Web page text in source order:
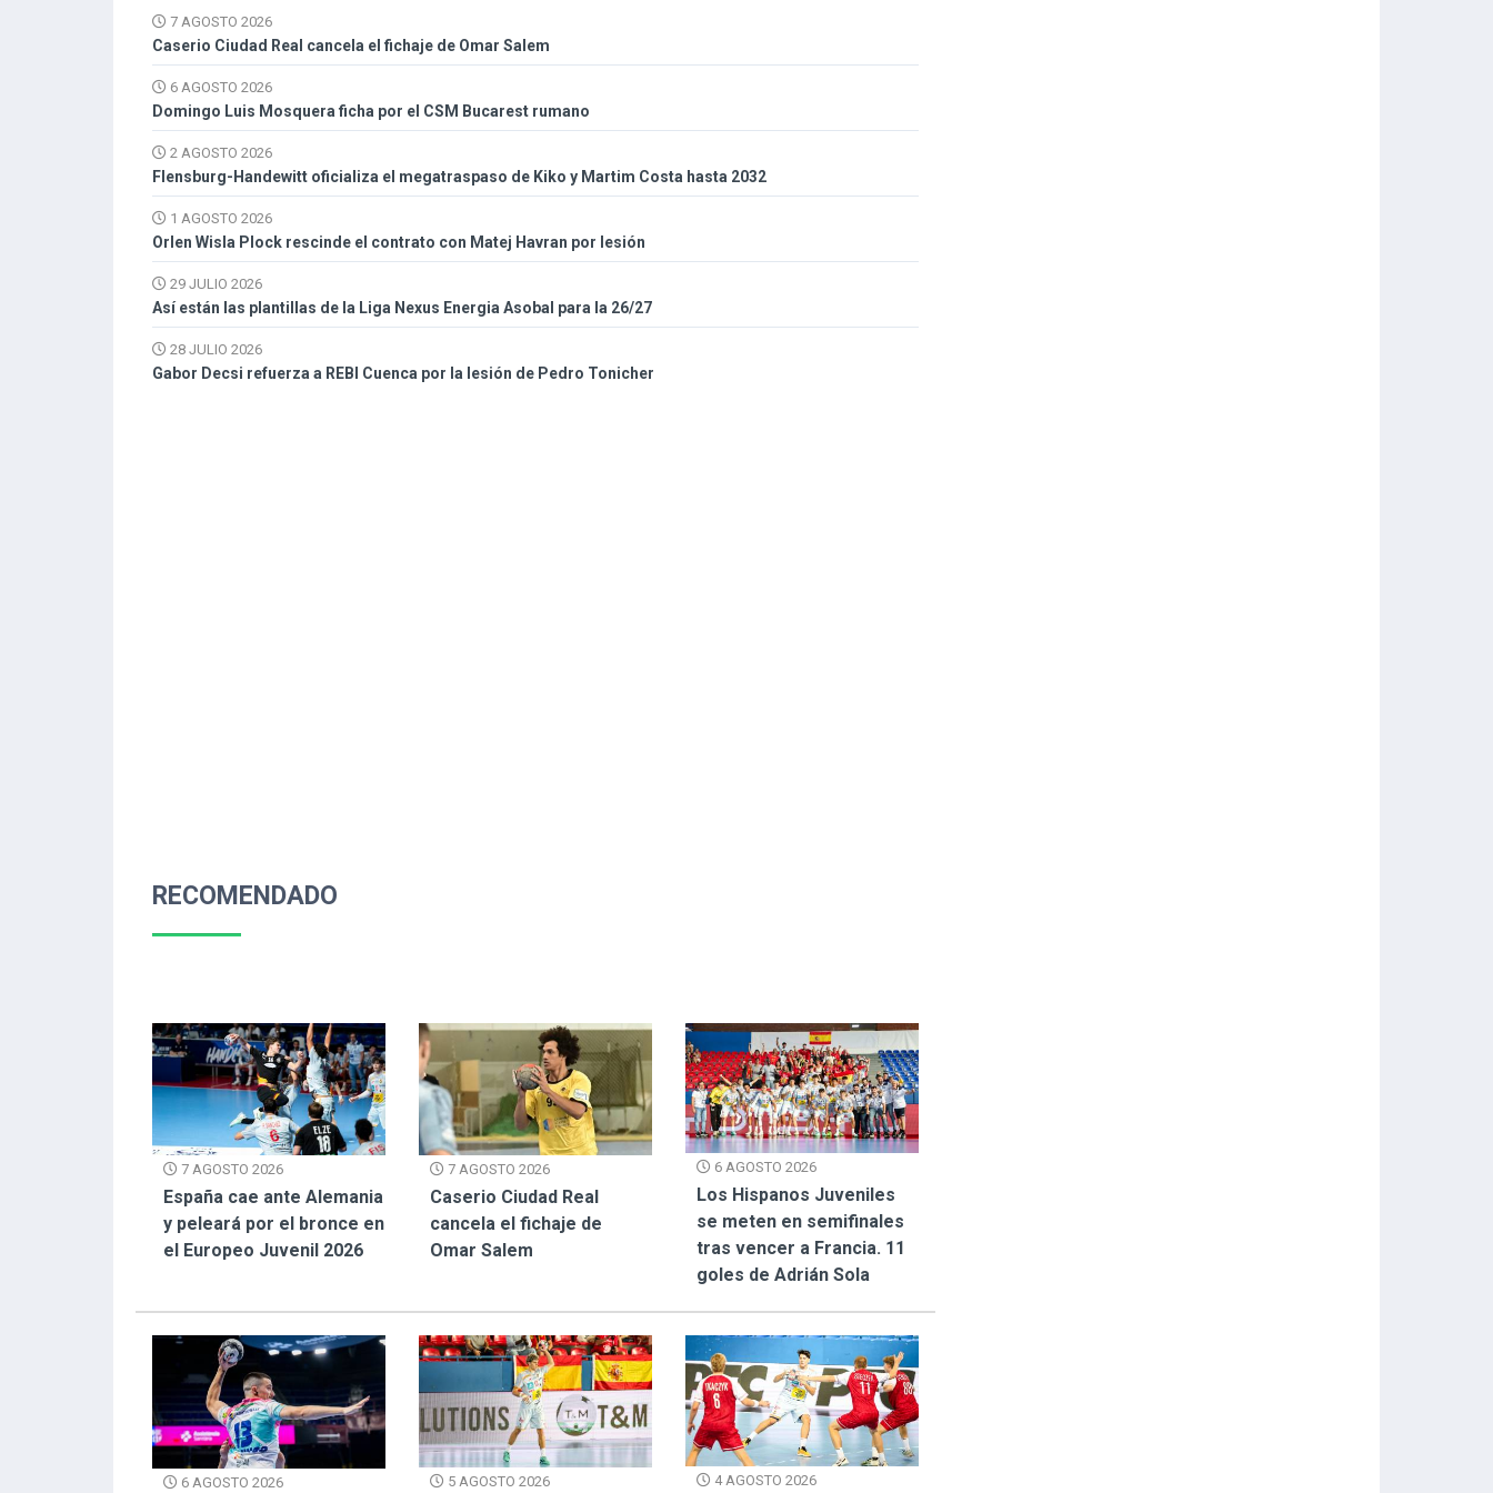
7 AGOSTO 2026
Caserio Ciudad Real cancela el fichaje de Omar Salem
6 AGOSTO 2026
Domingo Luis Mosquera ficha por el CSM Bucarest rumano
2 AGOSTO 2026
Flensburg-Handewitt oficializa el megatraspaso de Kiko y Martim Costa hasta 2032
1 AGOSTO 2026
Orlen Wisla Plock rescinde el contrato con Matej Havran por lesión
29 JULIO 2026
Así están las plantillas de la Liga Nexus Energia Asobal para la 26/27
28 JULIO 2026
Gabor Decsi refuerza a REBI Cuenca por la lesión de Pedro Tonicher
RECOMENDADO
7 AGOSTO 2026
España cae ante Alemania
y peleará por el bronce en
el Europeo Juvenil 2026
7 AGOSTO 2026
Caserio Ciudad Real
cancela el fichaje de
Omar Salem
6 AGOSTO 2026
Los Hispanos Juveniles
se meten en semifinales
tras vencer a Francia. 11
goles de Adrián Sola
6 AGOSTO 2026 5 AGOSTO 2026 4 AGOSTO 2026